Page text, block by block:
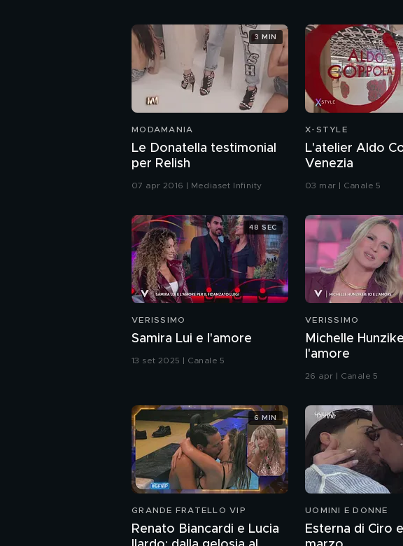
MODAMANIA
Le Donatella testimonial
per Relish
07 apr 2016 | Mediaset Infinity
3 MIN
X-STYLE
L'atelier Aldo
Venezia
03 mar | Canale 5
VERISSIMO
Samira Lui e l'amore
13 set 2025 | Canale 5
48 SEC
VERISSIMO
Michelle
l'amore
26 apr | Canale 5
GRANDE FRATELLO VIP
Renato Biancardi e Lucia
6 MIN
UOMINI E DONNE
Esterna di Ciro